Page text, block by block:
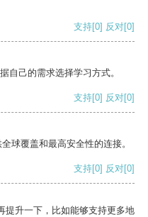
支持[0] 反对[0]
自己的需求选择学习方式。
支持[0] 反对[0]
球覆盖和最高安全性的连接。
支持[0] 反对[0]
提升一下，比如能够支持更多地